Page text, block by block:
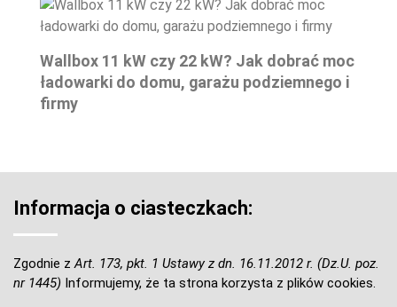
Wallbox 11 kW czy 22 kW? Jak dobrać moc
ładowarki do domu, garażu podziemnego i
firmy
Informacja o ciasteczkach:
Zgodnie z Art. 173, pkt. 1 Ustawy z dn. 16.11.2012 r. (Dz.U. poz.
nr 1445) Informujemy, że ta strona korzysta z plików cookies.